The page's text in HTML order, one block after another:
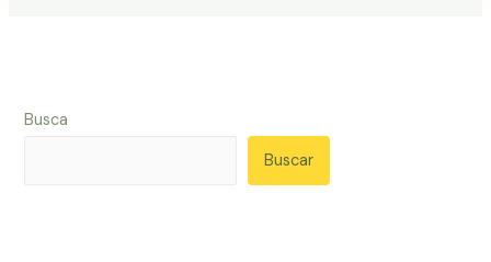
Busca
Buscar